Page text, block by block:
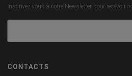
Inscrivez vous à notre Newsletter pour recevoir
CONTACTS